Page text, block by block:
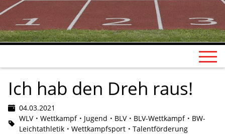
Ich hab den Dreh raus!
04.03.2021
WLV
Wettkampf Jugend BLV BLV-Wettkampf
BW-
Leichtathletik
Wettkampfsport Talentförderung